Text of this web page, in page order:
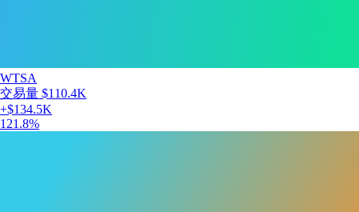
WTSA
交易量 $110.4K
+$134.5K
121.8%